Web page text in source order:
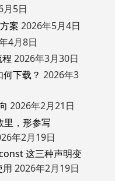
月5日
案 2026年5月4日
4月8日
2026年3月30日
下载？ 2026年3
2026年2月21日
里，形参写
年2月19日
这三种声明变
用 2026年2月19日